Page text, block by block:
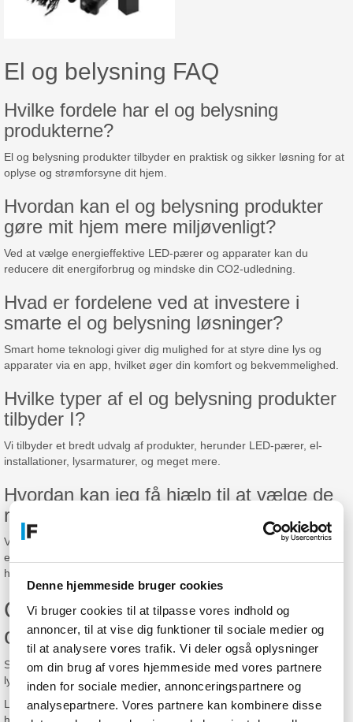
Denne hjemmeside bruger cookies
Vi bruger cookies til at tilpasse vores indhold og
annoncer, til at vise dig funktioner til sociale medier og
til at analysere vores trafik. Vi deler også oplysninger
om din brug af vores hjemmeside med vores partnere
inden for sociale medier, annonceringspartnere og
analysepartnere. Vores partnere kan kombinere disse
El og belysning FAQ
Hvilke fordele har el og belysning
produkterne?
El og belysning produkter tilbyder en praktisk og sikker løsning for at
oplyse og strømforsyne dit hjem.
Hvordan kan el og belysning produkter
gøre mit hjem mere miljøvenligt?
Ved at vælge energieffektive LED-pærer og apparater kan du
reducere dit energiforbrug og mindske din CO2-udledning.
Hvad er fordelene ved at investere i
smarte el og belysning løsninger?
Smart home teknologi giver dig mulighed for at styre dine lys og
apparater via en app, hvilket øger din komfort og bekvemmelighed.
Hvilke typer af el og belysning produkter
tilbyder I?
Vi tilbyder et bredt udvalg af produkter, herunder LED-pærer, el-
installationer, lysarmaturer, og meget mere.
Hvordan kan jeg få hjælp til at vælge de
rigtige el og belysningsprodukter?
Vores kundeservice team står klar til at vejlede dig og besvare
eventuelle spørgsmål, så du kan træffe den bedste beslutning for dit
hjem.
Opgrader dit hjem med vores el
og belysning produkter
Skab en hyggelig atmosfære i dit hjem med vores stilfulde
lysarmaturer og LED-pærer.
Lad dig inspirere af vores udvalg af smart home løsninger, der gør